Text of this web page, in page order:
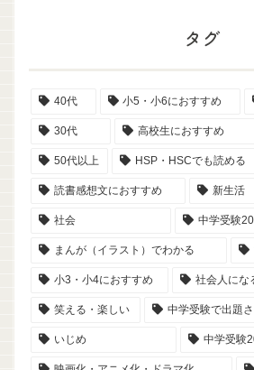
タグ
40代 小5・小6におすすめ
30代 高校生におすすめ
50代以上 HSP・HSCでも読める
読書感想文におすすめ 新生活
社会 中学受験
まんが（イラスト）でわかる
小3・小4におすすめ 社会人にな
笑える・楽しい 中学受験で出題
いじめ 中学受験